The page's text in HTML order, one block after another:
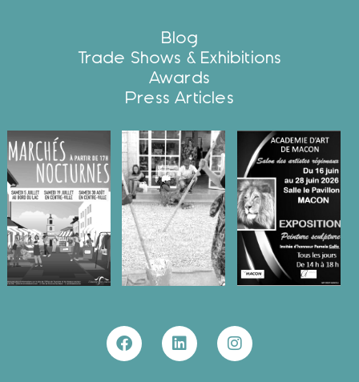
Blog
Trade Shows & Exhibitions
Awards
Press Articles